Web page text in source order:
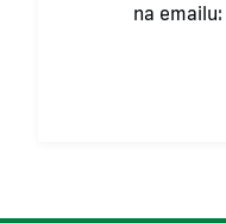
na emailu: